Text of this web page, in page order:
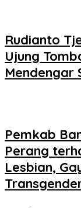
Rudianto
Ujung
Mendengar
Pemkab
Perang
Lesbian,